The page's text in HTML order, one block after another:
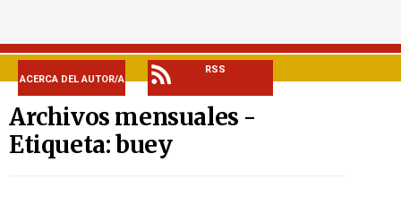
ACERCA DEL AUTOR/A
RSS
Archivos mensuales -
Etiqueta: buey